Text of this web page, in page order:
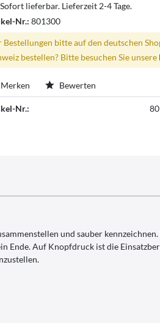
Sofort lieferbar. Lieferzeit 2-4 Tage.
Nr.:801300
Bestellungen bitte auf den deutschen
bestellen? Bitte besuchen Sie unsere
Merken Bewerten
Nr.:
und sauber
Ende. Auf Knopfdruck ist die